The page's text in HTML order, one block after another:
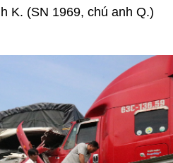
K. (SN 1969, chú anh Q.)